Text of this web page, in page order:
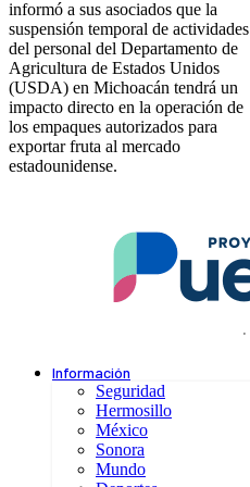
informó a sus asociados que la
suspensión temporal de actividades
del personal del Departamento de
Agricultura de Estados Unidos
(USDA) en Michoacán tendrá un
impacto directo en la operación de
los empaques autorizados para
exportar fruta al mercado
estadounidense.
.
Información
Seguridad
Hermosillo
México
Sonora
Mundo